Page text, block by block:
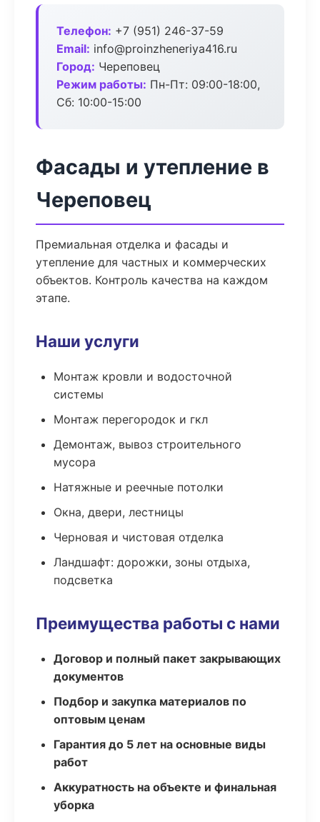
Телефон: +7 (951) 246-37-59
Email: info@proinzheneriya416.ru
Город: Череповец
Режим работы: Пн-Пт: 09:00-18:00,
Сб: 10:00-15:00
Фасады и утепление в
Череповец
Премиальная отделка и фасады и
утепление для частных и коммерческих
объектов. Контроль качества на каждом
этапе.
Наши услуги
Монтаж кровли и водосточной
системы
Монтаж перегородок и гкл
Демонтаж, вывоз строительного
мусора
Натяжные и реечные потолки
Окна, двери, лестницы
Черновая и чистовая отделка
Ландшафт: дорожки, зоны отдыха,
подсветка
Преимущества работы с нами
Договор и полный пакет закрывающих
документов
Подбор и закупка материалов по
оптовым ценам
Гарантия до 5 лет на основные виды
работ
Аккуратность на объекте и финальная
уборка